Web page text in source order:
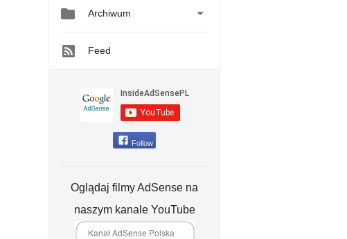
 Archiwum 
Feed
Follow
Oglądaj filmy AdSense na
naszym kanale YouTube